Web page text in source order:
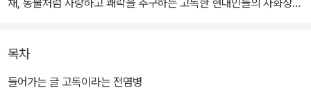
채, 동물처럼 사랑하고 쾌락을 추구하는 고독한 현대인들의 자화상을
고독력(孤獨力)이라는 게 있다면 ‘만렙’을 찍었을 것이라 자부하는
지은이가 고독이라는 쓸쓸한 주제를 나름 진지하게 또 씁쓸하면도 유
목차
들어가는 글 고독이라는 전염병